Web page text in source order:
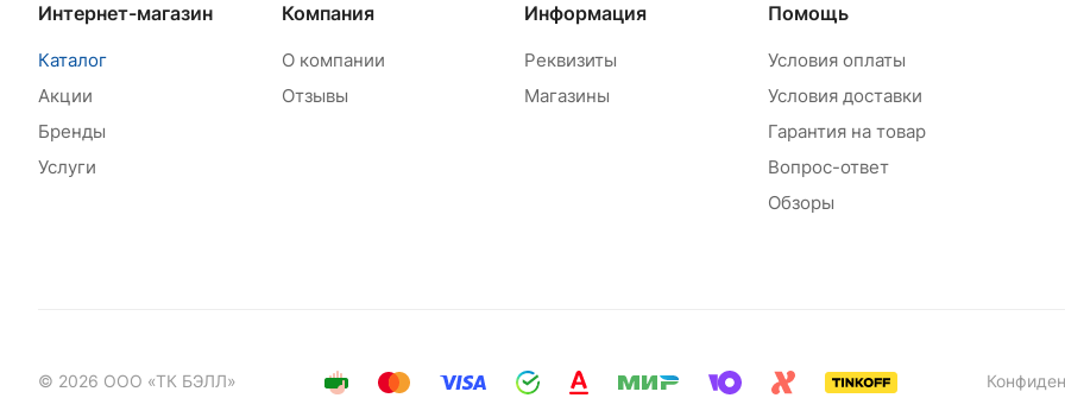
Интернет-магазин
Каталог
Акции
Бренды
Услуги
Компания
О компании
Отзывы
Информация
Реквизиты
Магазины
Помощь
Условия оплаты
Условия доставки
Гарантия на товар
Вопрос-ответ
Обзоры
© 2026 ООО «ТК БЭЛЛ»